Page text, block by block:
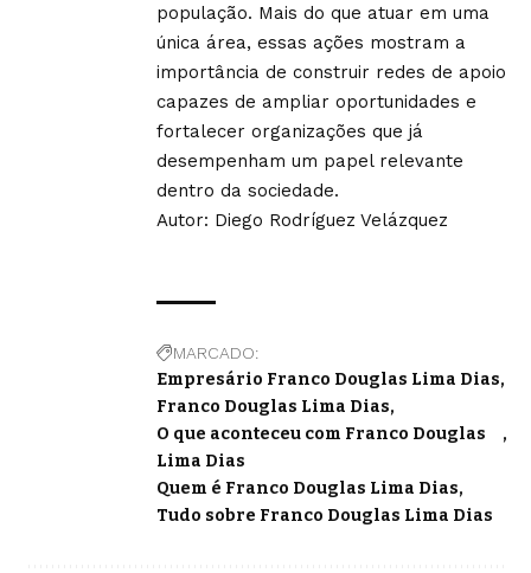
população. Mais do que atuar em uma
única área, essas ações mostram a
importância de construir redes de apoio
capazes de ampliar oportunidades e
fortalecer organizações que já
desempenham um papel relevante
dentro da sociedade.
Autor: Diego Rodríguez Velázquez
MARCADO:
Empresário Franco Douglas Lima Dias
Franco Douglas Lima Dias
O que aconteceu com Franco Douglas
Lima Dias
Quem é Franco Douglas Lima Dias
Tudo sobre Franco Douglas Lima Dias